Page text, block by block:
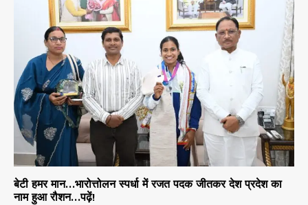
बेटी हमर मान…भारोत्तोलन स्पर्धा में रजत पदक जीतकर देश प्रदेश का
नाम हुआ रौशन…पढ़ें!